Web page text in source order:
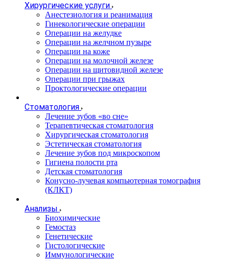
Хирургические услуги
Анестезиология и реанимация
Гинекологические операции
Операции на желудке
Операции на желчном пузыре
Операции на коже
Операции на молочной железе
Операции на щитовидной железе
Операции при грыжах
Проктологические операции
Стоматология
Лечение зубов «во сне»
Терапевтическая стоматология
Хирургическая стоматология
Эстетическая стоматология
Лечение зубов под микроскопом
Гигиена полости рта
Детская стоматология
Конусно-лучевая компьютерная томография
(КЛКТ)
Анализы
Биохимические
Гемостаз
Генетические
Гистологические
Иммунологические